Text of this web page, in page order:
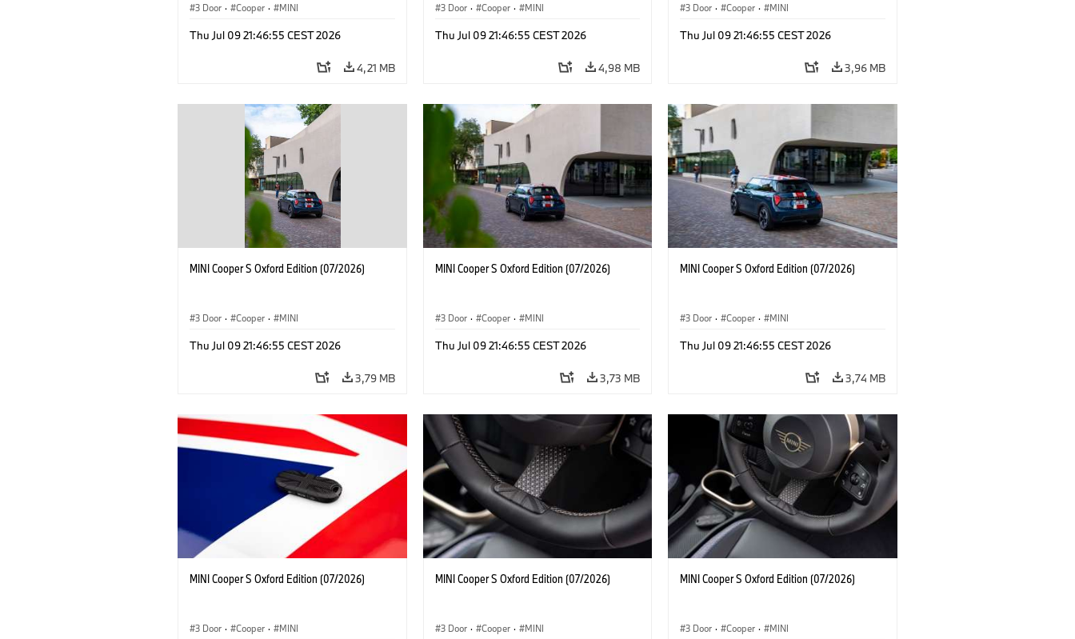
3 Door · Cooper · MINI
Thu Jul 09 21:46:55 CEST 2026
4,21 MB
3 Door · Cooper · MINI
Thu Jul 09 21:46:55 CEST 2026
4,98 MB
3 Door · Cooper · MINI
Thu Jul 09 21:46:55 CEST 2026
3,96 MB
MINI Cooper S Oxford Edition (07/2026)
3 Door · Cooper · MINI
Thu Jul 09 21:46:55 CEST 2026
3,79 MB
MINI Cooper S Oxford Edition (07/2026)
3 Door · Cooper · MINI
Thu Jul 09 21:46:55 CEST 2026
3,73 MB
MINI Cooper S Oxford Edition (07/2026)
3 Door · Cooper · MINI
Thu Jul 09 21:46:55 CEST 2026
3,74 MB
MINI Cooper S Oxford Edition (07/2026)
3 Door · Cooper · MINI
MINI Cooper S Oxford Edition (07/2026)
3 Door · Cooper · MINI
MINI Cooper S Oxford Edition (07/2026)
3 Door · Cooper · MINI